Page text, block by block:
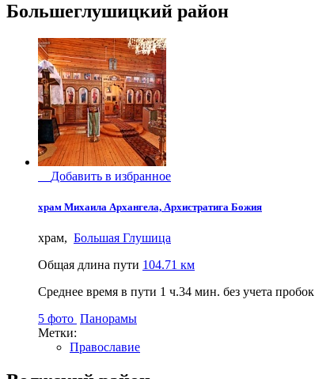
Большеглушицкий район
Добавить в избранное
храм Михаила Архангела, Архистратига Божия
храм, Большая Глушица
Общая длина пути 104.71 км
Среднее время в пути 1 ч.34 мин. без учета пробок
5 фото Панорамы
Метки:
Православие